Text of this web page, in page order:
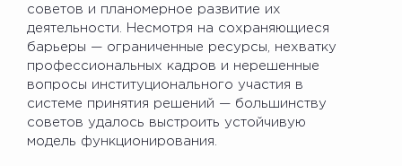
советов и планомерное развитие их
деятельности. Несмотря на сохраняющиеся
барьеры — ограниченные ресурсы, нехватку
профессиональных кадров и нерешенные
вопросы институционального участия в
системе принятия решений — большинству
советов удалось выстроить устойчивую
модель функционирования.